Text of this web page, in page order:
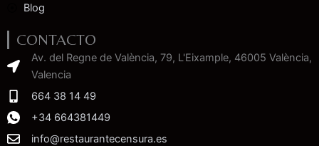
Blog
CONTACTO
Av. del Regne de València, 79, L'Eixample, 46005 València,
Valencia
664 38 14 49
+34 664381449
info@restaurantecensura.es